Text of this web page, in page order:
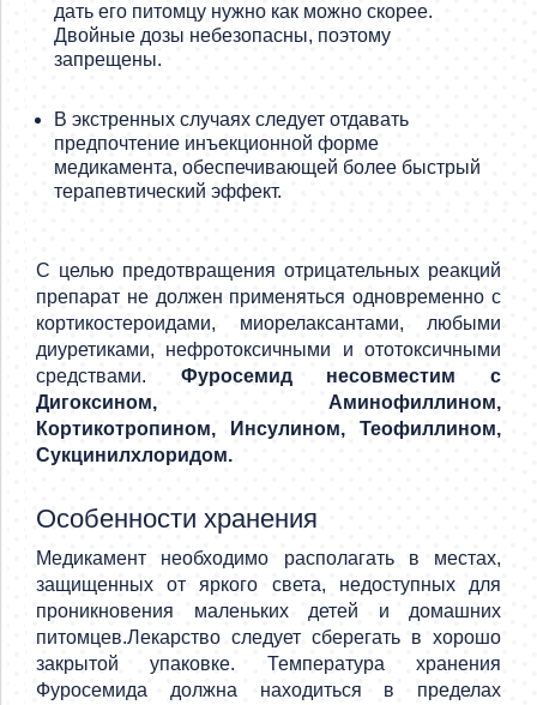
дать его питомцу нужно как можно скорее.
Двойные дозы небезопасны, поэтому
запрещены.
В экстренных случаях следует отдавать
предпочтение инъекционной форме
медикамента, обеспечивающей более быстрый
терапевтический эффект.
С целью предотвращения отрицательных реакций
препарат не должен применяться одновременно с
кортикостероидами, миорелаксантами, любыми
диуретиками, нефротоксичными и ототоксичными
средствами. Фуросемид несовместим с
Дигоксином, Аминофиллином,
Кортикотропином, Инсулином, Теофиллином,
Сукцинилхлоридом.
Особенности хранения
Медикамент необходимо располагать в местах,
защищенных от яркого света, недоступных для
проникновения маленьких детей и домашних
питомцев.Лекарство следует сберегать в хорошо
закрытой упаковке. Температура хранения
Фуросемида должна находиться в пределах